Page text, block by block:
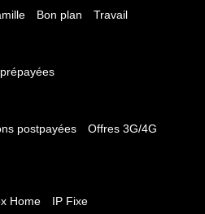
Bon plan Travail
postpayées
Offres 3G/4G
Home IP Fixe